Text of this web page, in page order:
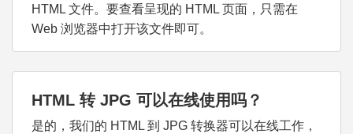
HTML 文件。要查看呈现的 HTML 页面，只需在
Web 浏览器中打开该文件即可。
HTML 转 JPG 可以在线使用吗？
是的，我们的 HTML 到 JPG 转换器可以在线工作，